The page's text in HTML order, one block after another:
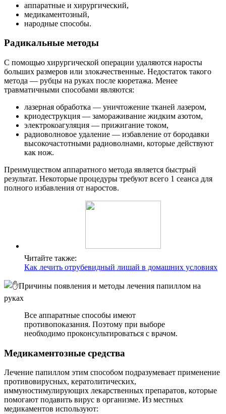
аппаратные и хирургический,
медикаментозный,
народные способы.
Радикальные методы
С помощью хирургической операции удаляются наросты
больших размеров или злокачественные. Недостаток такого
метода — рубцы на руках после кюретажа. Менее
травматичными способами являются:
лазерная обработка — уничтожение тканей лазером,
криодеструкция — замораживание жидким азотом,
электрокоагуляция — прижигание током,
радиоволновое удаление — избавление от бородавки
высокочастотными радиоволнами, которые действуют
как нож.
Преимуществом аппаратного метода является быстрый
результат. Некоторые процедуры требуют всего 1 сеанса для
полного избавления от наростов.
Читайте также:
Как лечить отрубевидный лишай в домашних условиях
Все аппаратные способы имеют
противопоказания. Поэтому при выборе
необходимо проконсультироваться с врачом.
Медикаментозные средства
Лечение папиллом этим способом подразумевает применение
противовирусных, кератолитических,
иммуностимулирующих лекарственных препаратов, которые
помогают подавить вирус в организме. Из местных
медикаментов используют: